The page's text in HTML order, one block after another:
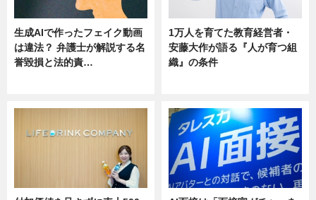
生成AIで作ったフェイク動画
は違法？ 弁護士が解説する名
誉毀損と法的責…
1万人を育てた教育経営者・
安藤大作が語る『人が育つ組
織』の条件